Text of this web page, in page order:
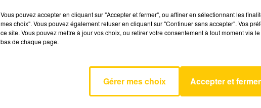
Rendez-Vous
VANESSA
PARADIS
AVEYRON NORD
Vous pouvez accepter en cliquant sur "Accepter et fermer", ou affiner en sélectionnant les
mes choix". Vous pouvez également refuser en cliquant sur "Continuer sans accepter". Vos
ce site. Vous pouvez mettre à jour vos choix, ou retirer votre consentement à tout moment via
bas de chaque page.
Gérer mes choix Accepter et fermer